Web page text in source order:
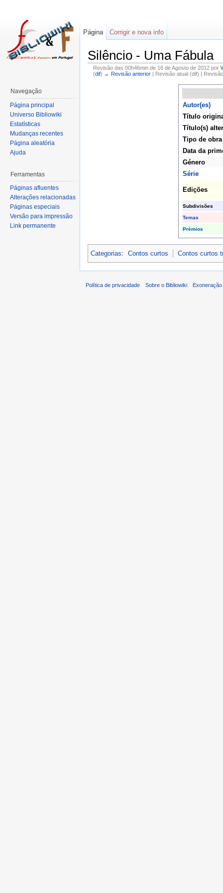
Silêncio - Uma Fábula
Revisão das 00h46min de 16 de Agosto de 2012 por
(dif) ← Revisão anterior| Revisão atual (dif) |
Autor(es)
Título
Título(s)
Tipo de obra
Data da
Género
Série
Edições
Subdivisões
Temas
Prémios
Categorias: Contos curtos Contos curtos
Página Corrigir e nova info
Navegação
Página principal
Universo Bibliowiki
Estatísticas
Mudanças recentes
Página aleatória
Ajuda
Ferramentas
Páginas afluentes
Alterações relacionadas
Páginas especiais
Versão para impressão
Link permanente
Política de privacidade Sobre o Bibliowiki